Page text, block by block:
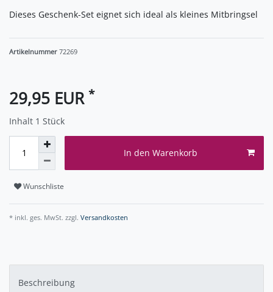
Dieses Geschenk-Set eignet sich ideal als kleines Mitbringsel
Artikelnummer 72269
29,95 EUR *
Inhalt 1 Stück
In den Warenkorb
Wunschliste
* inkl. ges. MwSt. zzgl. Versandkosten
Beschreibung